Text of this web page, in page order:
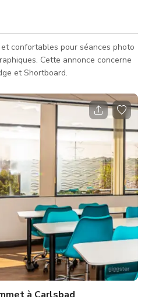
confortables pour séances photo
concerne
et Shortboard.